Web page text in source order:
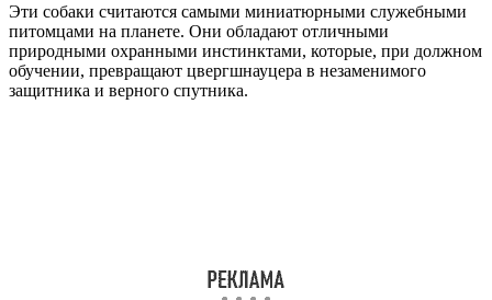
Эти собаки считаются самыми миниатюрными служебными
питомцами на планете. Они обладают отличными
природными охранными инстинктами, которые, при должном
обучении, превращают цвергшнауцера в незаменимого
защитника и верного спутника.